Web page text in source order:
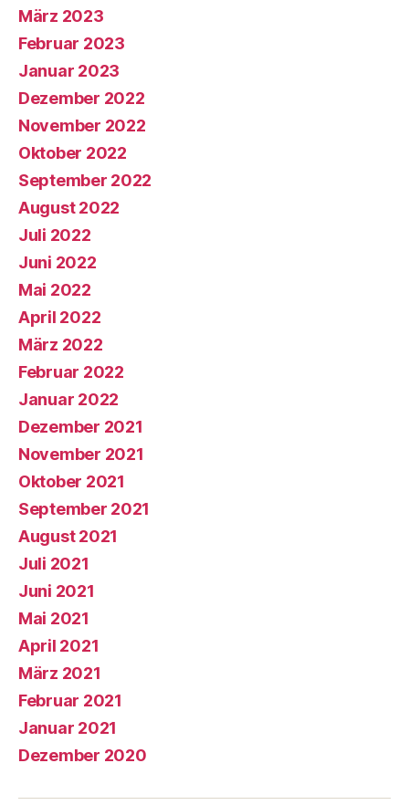
März 2023
Februar 2023
Januar 2023
Dezember 2022
November 2022
Oktober 2022
September 2022
August 2022
Juli 2022
Juni 2022
Mai 2022
April 2022
März 2022
Februar 2022
Januar 2022
Dezember 2021
November 2021
Oktober 2021
September 2021
August 2021
Juli 2021
Juni 2021
Mai 2021
April 2021
März 2021
Februar 2021
Januar 2021
Dezember 2020